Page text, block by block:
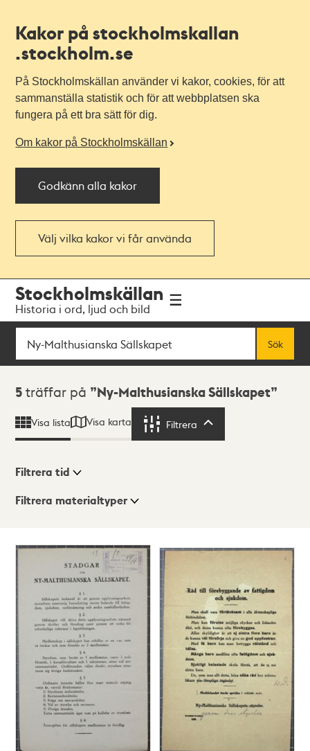
Kakor på stockholmskallan
.stockholm.se
På Stockholmskällan använder vi kakor, cookies, för att
sammanställa statistik och för att webbplatsen ska
fungera på ett bra sätt för dig.
Om kakor på Stockholmskällan
Godkänn alla kakor
Välj vilka kakor vi får använda
navigationen
huvudinnehållet
Stockholmskällan
Historia i ord, ljud och bild
Sök
Sök
Sökresultat
5 träffar på Ny-Malthusianska Sällskapet
Visa lista Visa karta Filtrera
Visningsläge
Filtrera tid
Filtrera materialtyper
träffar